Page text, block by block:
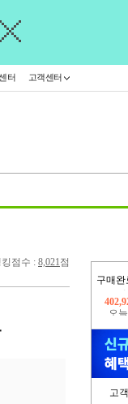
터 고객센터
구매완
오
고
킹점수 : 8,021점